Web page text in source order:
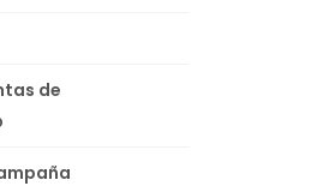
de